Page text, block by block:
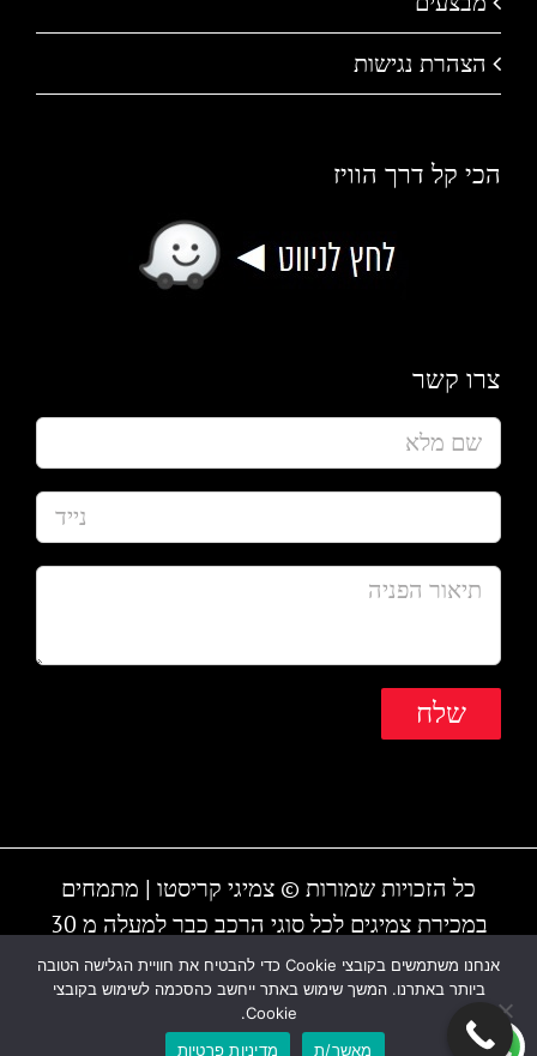
הצהרת נגישות
הכי קל דרך הוויז
צרו קשר
כל הזכויות שמורות © צמיגי קריסטו | מתמחים
במכירת צמיגים לכל סוגי הרכב כבר למעלה מ 30
שנה | המקום עובד גם בשבת | חייגו - 1-700-700-
810 או 03-6838895
אנחנו משתמשים בקובצי Cookie כדי להבטיח את חוויית הגלישה הטובה
ביותר באתרנו. המשך שימוש באתר ייחשב כהסכמה לשימוש בקובצי
Cookie.
מאשר/ת
מדיניות פרטיות